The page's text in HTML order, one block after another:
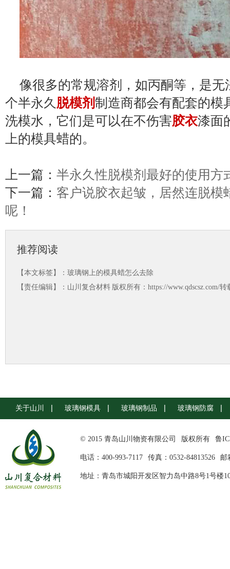
像很多的常规溶剂，如丙酮等，是
个半永久 脱模剂制造商都会有配套的模
洗模水，它们是可以在不伤害胶衣漆面
上的模具蜡的。
上一篇： 半永久性脱模剂最好的使用方
下一篇： 客户说胶衣起皱，居然连脱模
呢！
推荐阅读
【本文标签】： 玻璃钢上的模具蜡怎么去除
【责任编辑】： 山川复合材料 版权所有：https://www.qdscsz.com/
关于山川 玻璃钢模具 玻璃钢制品 玻璃钢防腐
© 2015 青岛山川物资有限公司 版权所有 鲁
电话：400-993-7117 传真：0532-84813526 邮
地址：青岛市城阳开发区智力岛中路8号1号楼